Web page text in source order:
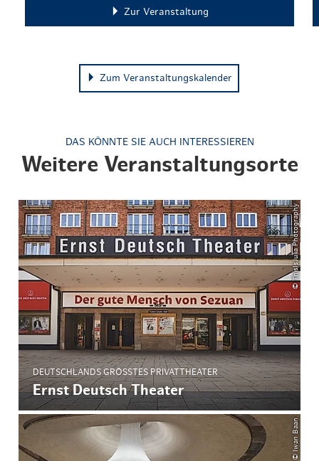
Zur Veranstaltung
Zum Veranstaltungskalender
DAS KÖNNTE SIE AUCH INTERESSIEREN
Weitere Veranstaltungsorte
© ThisIsJulia Photography
DEUTSCHLANDS GRÖSSTES PRIVATTHEATER
Ernst Deutsch Theater
© Iwan Baan